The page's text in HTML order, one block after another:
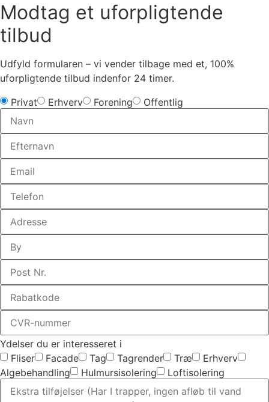
Modtag et uforpligtende
tilbud
Udfyld formularen – vi vender tilbage med et, 100%
uforpligtende tilbud indenfor 24 timer.
Privat Erhverv Forening Offentlig
Ydelser du er interesseret i
Fliser
Facade Tag Tagrender Træ
Erhverv
Algebehandling
Hulmursisolering Loftisolering